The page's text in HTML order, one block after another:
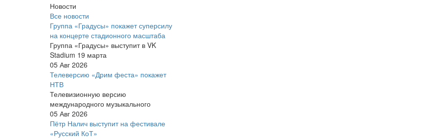
Новости
Все новости
Группа «Градусы» покажет суперсилу
на концерте стадионного масштаба
Группа «Градусы» выступит в VK
Stadium 19 марта
05 Авг 2026
Телеверсию «Дрим феста» покажет
НТВ
Телевизионную версию
международного музыкального
05 Авг 2026
Пётр Налич выступит на фестивале
«Русский КоТ»